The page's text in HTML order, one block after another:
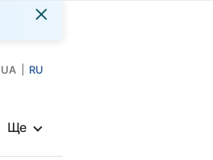
×
UA RU
Ще